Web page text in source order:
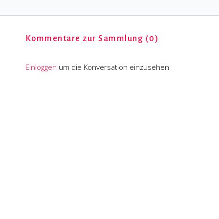
Kommentare zur Sammlung (0)
Einloggen um die Konversation einzusehen